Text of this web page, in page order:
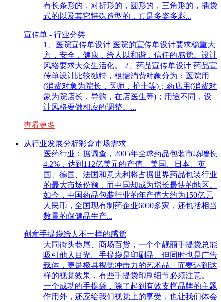
有长条形的，对折形的，圆形的，三角形的，插袋
式的以及其它特殊造型的，真是多姿多彩...
宣传单 - 行业分类
1、医院宣传单设计 医院的宣传单设计要求稳重大
方，安全，健康，给人以和谐，信任的感觉。设计
风格要求大众生活化。 2、药品宣传单设计 药品宣
传单设计比较独特，根据消费对象分为：医院用
(消费对象为院长，医师，护士等)；药店用(消费对
象为院店长，导购，在店医生等)；用途不同，设
计风格要做相应的调整。...
查看更多
从行业发展分析彩盒市场需求
医药行业：据调查，2005年全球药品包装市场增长
4.2%，达到112亿美元的产值。美国、日本、英
国、德国、法国和意大利将占据世界药品包装行业
的最大市场份额，而中国却成为增长最快的地区。
如今，中国药品包装行业的年产值大约为150亿元
人民币，全国现有制药企业6000多家，还包括相当
数量的保健品生产...
创意手提袋给人不一样的感觉
大同街头巷尾、商场百货，一个个靓丽手提袋总能
吸引他人目光。手提袋是印刷品、但同时也是广告
载体，更是极具视觉冲击力的艺术品。而要达到这
样的视觉效果，有些手提袋印刷细节必须注意。
一个成功的手提袋，除了起到有效支撑品牌的主题
作用外，还应给我们视觉上的享受，也让我们体会